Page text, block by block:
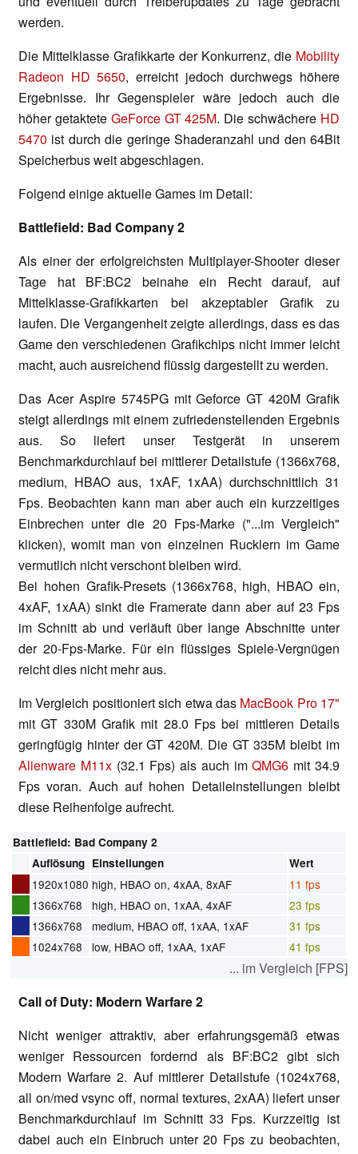
werden.
Die Mittelklasse Grafikkarte der Konkurrenz, die Mobility
Radeon HD 5650, erreicht jedoch durchwegs höhere
Ergebnisse. Ihr Gegenspieler wäre jedoch auch die
höher getaktete GeForce GT 425M. Die schwächere HD
5470 ist durch die geringe Shaderanzahl und den 64Bit
Speicherbus weit abgeschlagen.
Folgend einige aktuelle Games im Detail:
Battlefield: Bad Company 2
Als einer der erfolgreichsten Multiplayer-Shooter dieser
Tage hat BF:BC2 beinahe ein Recht darauf, auf
Mittelklasse-Grafikkarten bei akzeptabler Grafik zu
laufen. Die Vergangenheit zeigte allerdings, dass es das
Game den verschiedenen Grafikchips nicht immer leicht
macht, auch ausreichend flüssig dargestellt zu werden.
Das Acer Aspire 5745PG mit Geforce GT 420M Grafik
steigt allerdings mit einem zufriedenstellenden Ergebnis
aus. So liefert unser Testgerät in unserem
Benchmarkdurchlauf bei mittlerer Detailstufe (1366x768,
medium, HBAO aus, 1xAF, 1xAA) durchschnittlich 31
Fps. Beobachten kann man aber auch ein kurzzeitiges
Einbrechen unter die 20 Fps-Marke ("...im Vergleich"
klicken), womit man von einzelnen Rucklern im Game
vermutlich nicht verschont bleiben wird.
Bei hohen Grafik-Presets (1366x768, high, HBAO ein,
4xAF, 1xAA) sinkt die Framerate dann aber auf 23 Fps
im Schnitt ab und verläuft über lange Abschnitte unter
der 20-Fps-Marke. Für ein flüssiges Spiele-Vergnügen
reicht dies nicht mehr aus.
Im Vergleich positioniert sich etwa das MacBook Pro 17"
mit GT 330M Grafik mit 28.0 Fps bei mittleren Details
geringfügig hinter der GT 420M. Die GT 335M bleibt im
Alienware M11x(32.1 Fps) als auch imQMG6 mit 34.9
Fps voran. Auch auf hohen Detaileinstellungen bleibt
diese Reihenfolge aufrecht.
Battlefield: Bad Company 2
Auflösung Einstellungen Wert
1920x1080 high, HBAO on, 4xAA, 8xAF
11 fps
1366x768
high, HBAO on, 1xAA, 4xAF
23 fps
1366x768
medium, HBAO off, 1xAA, 1xAF
31 fps
1024x768
low, HBAO off, 1xAA, 1xAF 41 fps
... im Vergleich [FPS]
Call of Duty: Modern Warfare 2
Nicht weniger attraktiv, aber erfahrungsgemäß etwas
weniger Ressourcen fordernd als BF:BC2 gibt sich
Modern Warfare 2. Auf mittlerer Detailstufe (1024x768,
all on/med vsync off, normal textures, 2xAA) liefert unser
Benchmarkdurchlauf im Schnitt 33 Fps. Kurzzeitig ist
dabei auch ein Einbruch unter 20 Fps zu beobachten,